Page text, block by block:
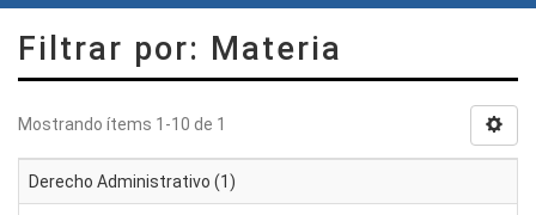
Filtrar por: Materia
Mostrando ítems 1-10 de 1
Derecho Administrativo (1)